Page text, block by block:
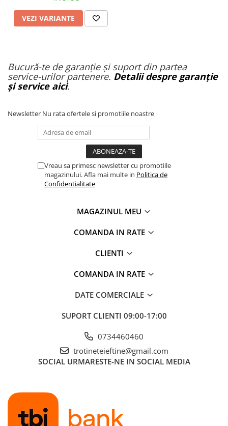
VEZI VARIANTE
Bucură-te de garanție și suport din partea
service-urilor partenere. Detalii despre garanție
și service aici.
Newsletter Nu rata ofertele si promotiile noastre
Vreau sa primesc newsletter cu promotiile
magazinului. Afla mai multe in Politica de
Confidentialitate
MAGAZINUL MEU
COMANDA IN RATE
CLIENTI
COMANDA IN RATE
DATE COMERCIALE
SUPORT CLIENTI 09:00-17:00
0734460460
trotineteieftine@gmail.com
SOCIAL URMARESTE-NE IN SOCIAL MEDIA